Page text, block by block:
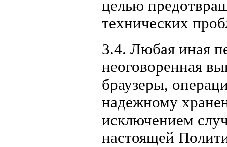
целью
технических
3.4. Любая иная
неоговоренная
браузеры,
надежному
исключением
настоящей